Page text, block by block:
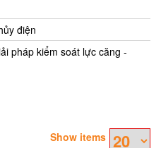
điện
pháp kiểm soát lực căng -
Show items